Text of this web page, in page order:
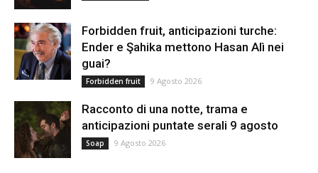
Forbidden fruit, anticipazioni turche:
Ender e Şahika mettono Hasan Alì nei
guai?
Forbidden fruit 9 Agosto 2026
Racconto di una notte, trama e
anticipazioni puntate serali 9 agosto
Soap 9 Agosto 2026